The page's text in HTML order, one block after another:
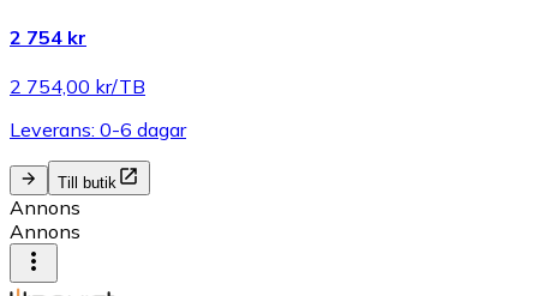
2 754 kr
2 754,00 kr/TB
Leverans: 0-6 dagar
Till butik
Annons
Annons